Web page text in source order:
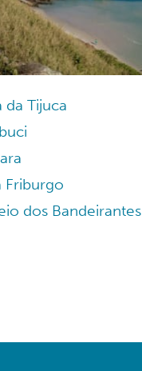
da Tijuca
Friburgo
dos Bandeirantes